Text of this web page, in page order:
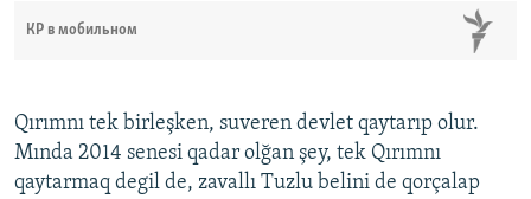
КР в мобильном
Qırımnı tek birleşken, suveren devlet qaytarıp olur.
Mında 2014 senesi qadar olğan şey, tek Qırımnı
qaytarmaq degil de, zavallı Tuzlu belini de qorçalap